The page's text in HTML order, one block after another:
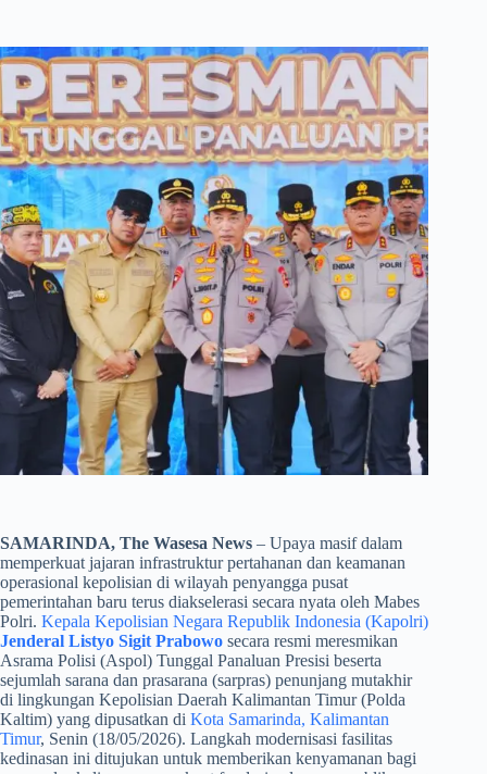
SAMARINDA, The Wasesa News – Upaya masif dalam
memperkuat jajaran infrastruktur pertahanan dan keamanan
operasional kepolisian di wilayah penyangga pusat
pemerintahan baru terus diakselerasi secara nyata oleh Mabes
Polri. Kepala Kepolisian Negara Republik Indonesia (Kapolri)
Jenderal Listyo Sigit Prabowo secara resmi meresmikan
Asrama Polisi (Aspol) Tunggal Panaluan Presisi beserta
sejumlah sarana dan prasarana (sarpras) penunjang mutakhir
di lingkungan Kepolisian Daerah Kalimantan Timur (Polda
Kaltim) yang dipusatkan di Kota Samarinda, Kalimantan
Timur, Senin (18/05/2026). Langkah modernisasi fasilitas
kedinasan ini ditujukan untuk memberikan kenyamanan bagi